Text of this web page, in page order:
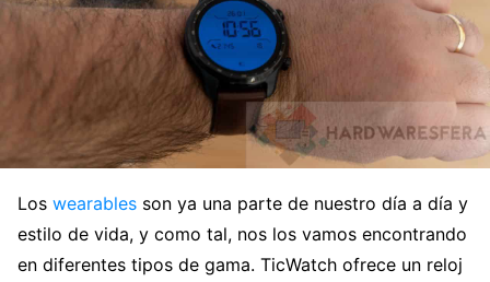
Los wearables son ya una parte de nuestro día a día y
estilo de vida, y como tal, nos los vamos encontrando
en diferentes tipos de gama. TicWatch ofrece un reloj